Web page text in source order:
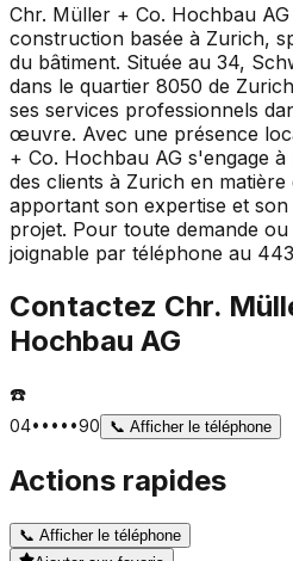
Chr. Müller + Co. Hochbau
construction basée à Zurich,
du bâtiment. Située au 34,
dans le quartier 8050 de
ses services professionnels
œuvre. Avec une présence
+ Co. Hochbau AG s'engage
des clients à Zurich en
apportant son expertise et
projet. Pour toute demande
joignable par téléphone au
Contactez Chr.
Hochbau AG
☎️
04•••••90 📞 Afficher le téléphone
Actions rapides
📞 Afficher le téléphone